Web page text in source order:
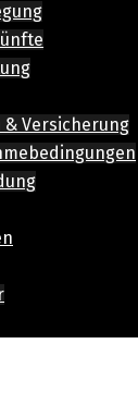
& Versicherung